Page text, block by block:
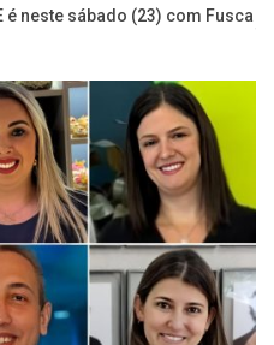
é neste sábado (23) com Fusca